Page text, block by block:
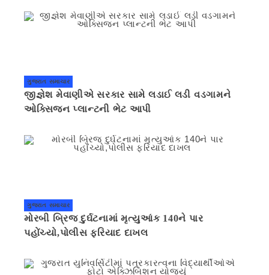
ગુજરાત સમાચાર
જીજ્ઞેશ મેવાણીએ સરકાર સામે લડાઈ લડી વડગામને
ઓક્સિજન પ્લાન્ટની ભેટ આપી
ગુજરાત સમાચાર
મોરબી બ્રિજ દુર્ઘટનામાં મૃત્યુઆંક 140ને પાર
પહોંચ્યો,પોલીસ ફરિયાદ દાખલ